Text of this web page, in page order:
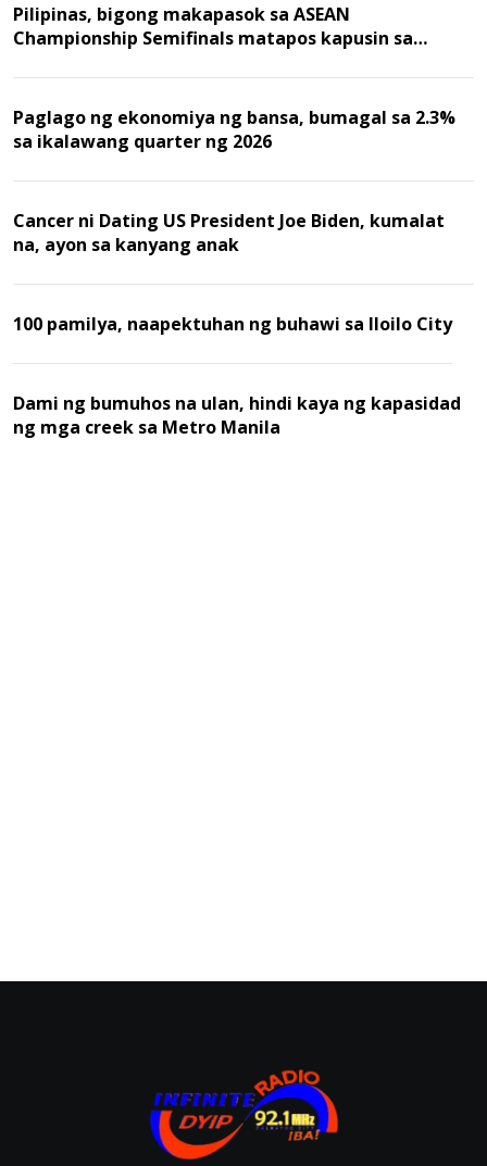
Pilipinas, bigong makapasok sa ASEAN
Championship Semifinals matapos kapusin sa
Paglago ng ekonomiya ng bansa, bumagal sa 2.3%
sa ikalawang quarter ng 2026
Cancer ni Dating US President Joe Biden, kumalat
na, ayon sa kanyang anak
100 pamilya, naapektuhan ng buhawi sa Iloilo City
Dami ng bumuhos na ulan, hindi kaya ng kapasidad
ng mga creek sa Metro Manila